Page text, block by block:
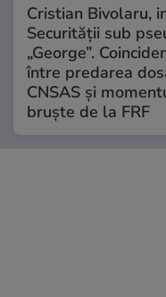
Cristian Bivolaru,
Securității sub
„George”.
între predarea
CNSAS și
bruște de la FRF